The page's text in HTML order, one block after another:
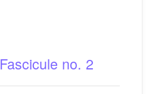
Fascicule no. 2